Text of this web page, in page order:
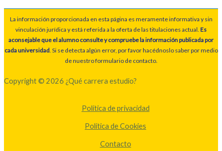
La información proporcionada en esta página es meramente informativa y sin
vinculación jurídica y está referida a la oferta de las titulaciones actual. Es
aconsejable que el alumno consulte y compruebe la información publicada por
cada universidad. Si se detecta algún error, por favor hacédnoslo saber por medio
de nuestro formulario de contacto.
Copyright © 2026 ¿Qué carrera estudio?
Política de privacidad
Política de Cookies
Contacto